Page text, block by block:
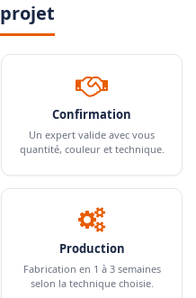
Confirmation
Un expert valide avec vous
quantité, couleur et technique.
Production
Fabrication en 1 à 3 semaines
selon la technique choisie.